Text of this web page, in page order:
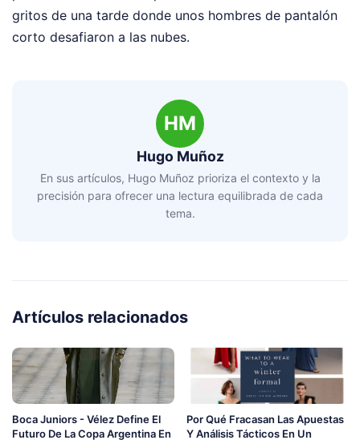
gritos de una tarde donde unos hombres de pantalón
corto desafiaron a las nubes.
HM
Hugo Muñoz
En sus artículos, Hugo Muñoz prioriza el contexto y la
precisión para ofrecer una lectura equilibrada de cada
tema.
Artículos relacionados
Boca Juniors - Vélez Define El
Futuro De La Copa Argentina En
Por Qué Fracasan Las Apuestas
Y Análisis Tácticos En Un